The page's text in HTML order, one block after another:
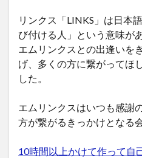
リンクス「LINKS」は日本
び付ける人」という意味が
エムリンクスとの出逢いを
げ、多くの方に繋がってほ
した。
エムリンクスはいつも感謝
方が繋がるきっかけとなる
10時間以上かけて作って自